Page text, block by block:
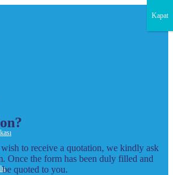
to receive a quotation, we kindly ask
Once the form has been duly filled and
quoted to you.
Kapat